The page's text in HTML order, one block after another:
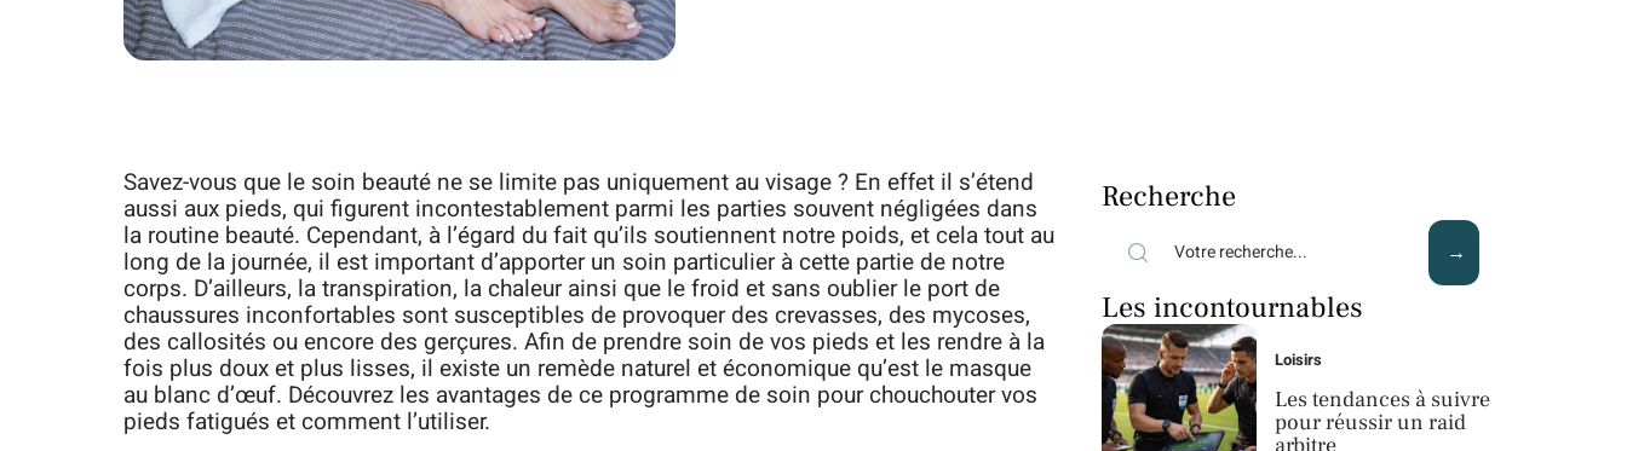
Savez-vous que le soin beauté ne se limite pas uniquement au visage ? En effet il s’étend
aussi aux pieds, qui figurent incontestablement parmi les parties souvent négligées dans
la routine beauté. Cependant, à l’égard du fait qu’ils soutiennent notre poids, et cela tout au
long de la journée, il est important d’apporter un soin particulier à cette partie de notre
corps. D’ailleurs, la transpiration, la chaleur ainsi que le froid et sans oublier le port de
chaussures inconfortables sont susceptibles de provoquer des crevasses, des mycoses,
des callosités ou encore des gerçures. Afin de prendre soin de vos pieds et les rendre à la
fois plus doux et plus lisses, il existe un remède naturel et économique qu’est le masque
au blanc d’œuf. Découvrez les avantages de ce programme de soin pour chouchouter vos
pieds fatigués et comment l’utiliser.
Recherche
Les incontournables
Loisirs
Les tendances à suivre
pour réussir un raid
arbitre